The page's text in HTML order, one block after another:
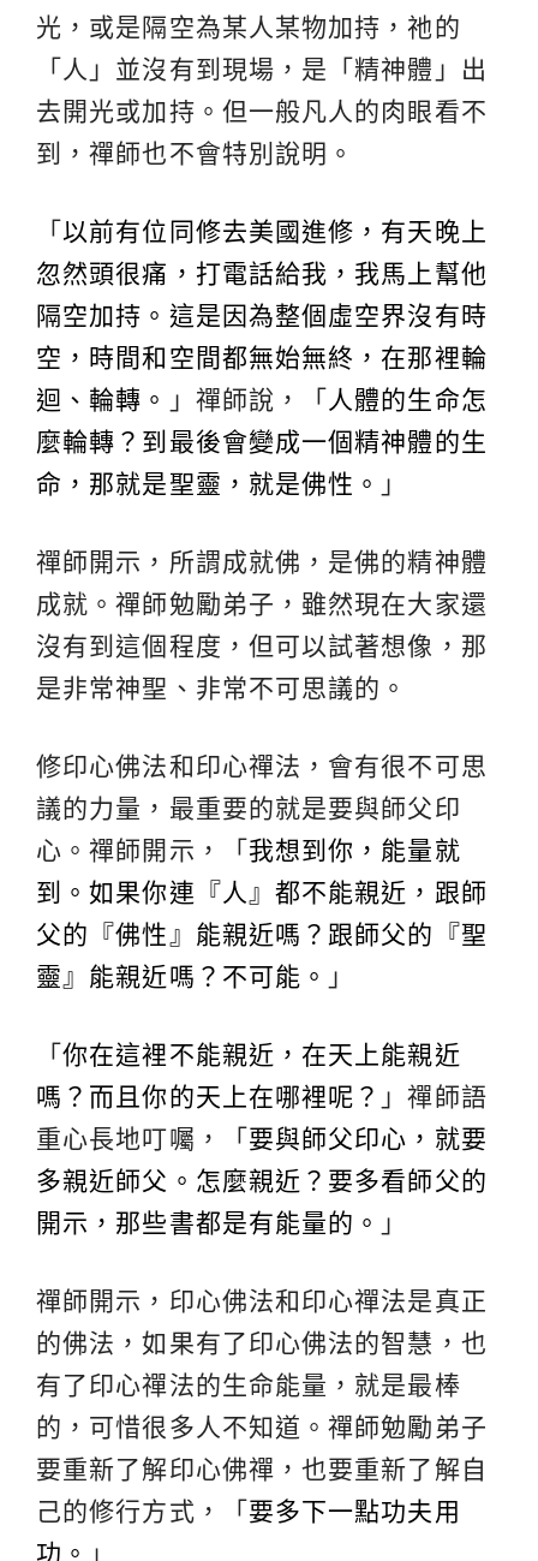
光，或是隔空為某人某物加持，祂的
「人」並沒有到現場，是「精神體」出
去開光或加持。但一般凡人的肉眼看不
到，禪師也不會特別說明。
「以前有位同修去美國進修，有天晚上
忽然頭很痛，打電話給我，我馬上幫他
隔空加持。這是因為整個虛空界沒有時
空，時間和空間都無始無終，在那裡輪
迴、輪轉。
」禪師說，「 人體的生命怎
麼輪轉？到最後會變成一個精神體的生
命，那就是聖靈，就是佛性。 」
禪師開示，所謂成就佛，是佛的精神體
成就。禪師勉勵弟子，雖然現在大家還
沒有到這個程度，但可以試著想像，那
是非常神聖、非常不可思議的。
修印心佛法和印心禪法，會有很不可思
議的力量，最重要的就是要與師父印
心。禪師開示，「 我想到你，能量就
到。如果你連『人』都不能親近，跟師
父的『佛性』能親近嗎？跟師父的『聖
靈』能親近嗎？不可能。 」
「你在這裡不能親近，在天上能親近
嗎？而且你的天上在哪裡呢？ 」禪師語
重心長地叮囑，「 要與師父印心，就要
多親近師父。怎麼親近？要多看師父的
開示，那些書都是有能量的。 」
禪師開示，印心佛法和印心禪法是真正
的佛法，如果有了印心佛法的智慧，也
有了印心禪法的生命能量，就是最棒
的，可惜很多人不知道。禪師勉勵弟子
要重新了解印心佛禪，也要重新了解自
己的修行方式，「 要多下一點功夫用
功。 」